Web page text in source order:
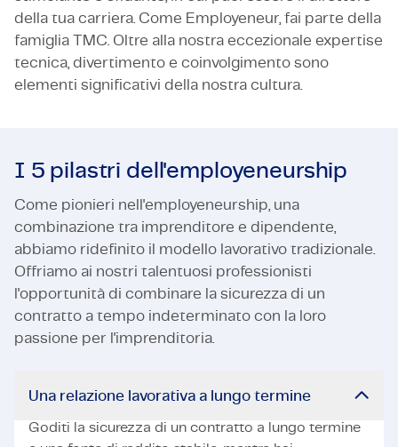
della tua carriera. Come Employeneur, fai parte della
famiglia TMC. Oltre alla nostra eccezionale expertise
tecnica, divertimento e coinvolgimento sono
elementi significativi della nostra cultura.
I 5 pilastri dell'employeneurship
Come pionieri nell'employeneurship, una
combinazione tra imprenditore e dipendente,
abbiamo ridefinito il modello lavorativo tradizionale.
Offriamo ai nostri talentuosi professionisti
l'opportunità di combinare la sicurezza di un
contratto a tempo indeterminato con la loro
passione per l'imprenditoria.
Una relazione lavorativa a lungo termine
Goditi la sicurezza di un contratto a lungo termine